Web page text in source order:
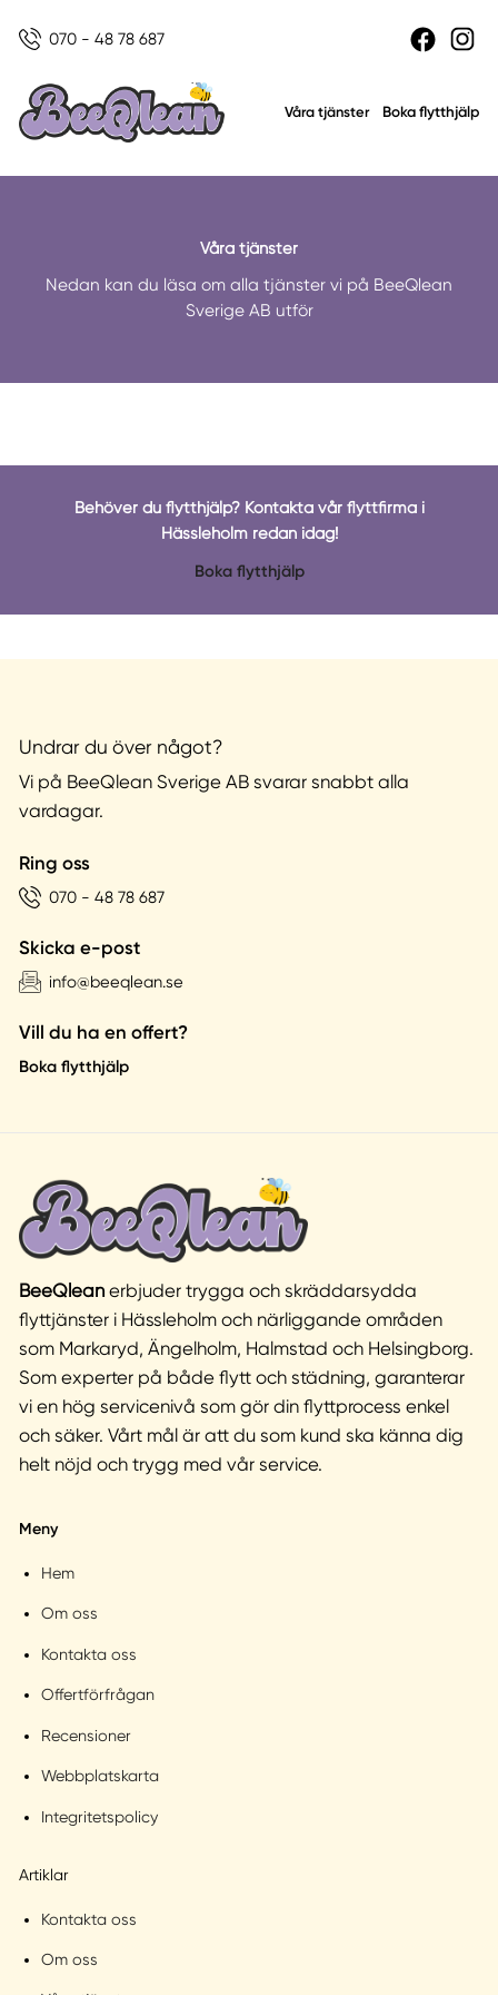
070 - 48 78 687
Våra tjänster Boka flytthjälp
Våra tjänster
Nedan kan du läsa om alla tjänster vi på BeeQlean
Sverige AB utför
Behöver du flytthjälp? Kontakta vår flyttfirma i
Hässleholm redan idag!
Boka flytthjälp
Undrar du över något?
Vi på BeeQlean Sverige AB svarar snabbt alla
vardagar.
Ring oss
070 - 48 78 687
Skicka e-post
info@beeqlean.se
Vill du ha en offert?
Boka flytthjälp
BeeQleanerbjuder trygga och skräddarsydda
flyttjänster i Hässleholm och närliggande områden
som Markaryd, Ängelholm, Halmstad och Helsingborg.
Som experter på både flytt och städning, garanterar
vi en hög servicenivå som gör din flyttprocess enkel
och säker. Vårt mål är att du som kund ska känna dig
helt nöjd och trygg med vår service.
Meny
Hem
Om oss
Kontakta oss
Offertförfrågan
Recensioner
Webbplatskarta
Integritetspolicy
Artiklar
Kontakta oss
Om oss